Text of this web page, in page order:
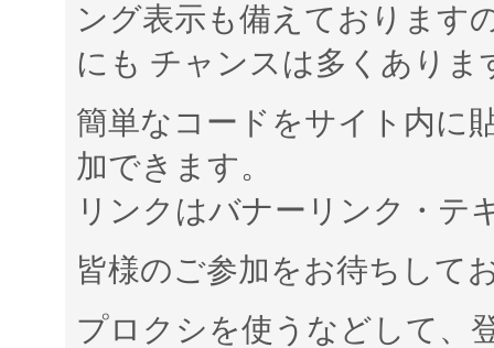
ング表示も備えております
にも チャンスは多くありま
簡単なコードをサイト内に
加できます。
リンクはバナーリンク・テ
皆様のご参加をお待ちして
プロクシを使うなどして、